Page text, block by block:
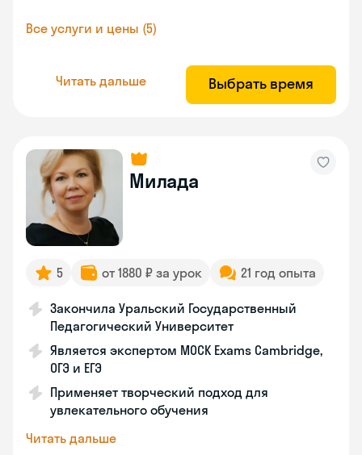
Все услуги и цены (5)
Читать дальше Выбрать время
Милада
5 от 1880 ₽ за урок 21 год опыта
Закончила Уральский Государственный
Педагогический Университет
Является экспертом MOCK Exams Cambridge,
ОГЭ и ЕГЭ
Применяет творческий подход для
увлекательного обучения
Читать дальше